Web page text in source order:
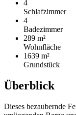
4
Schlafzimmer
4
Badezimmer
289 m²
Wohnfläche
1639 m²
Grundstück
Überblick
Dieses bezaubernde